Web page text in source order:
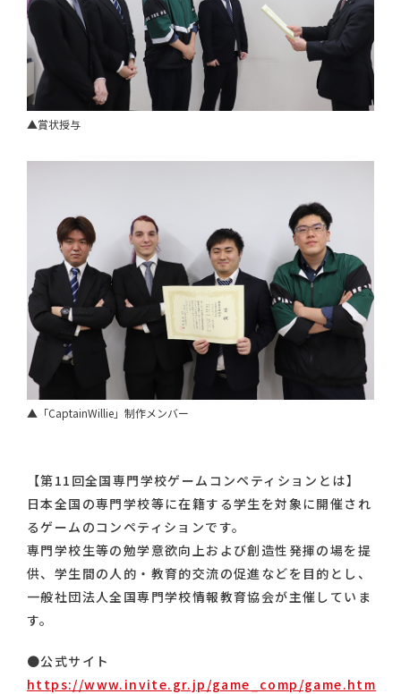
▲賞状授与
▲「CaptainWillie」制作メンバー
【第11回全国専門学校ゲームコンペティションとは】
日本全国の専門学校等に在籍する学生を対象に開催され
るゲームのコンペティションです。
専門学校生等の勉学意欲向上および創造性発揮の場を提
供、学生間の人的・教育的交流の促進などを目的とし、
一般社団法人全国専門学校情報教育協会が主催していま
す。
●公式サイト
https://www.invite.gr.jp/game_comp/game.htm